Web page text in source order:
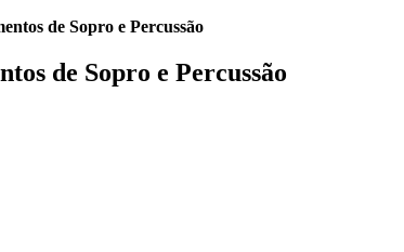
de Sopro e Percussão
de Sopro e Percussão